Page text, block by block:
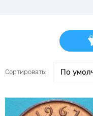
Сортировать: